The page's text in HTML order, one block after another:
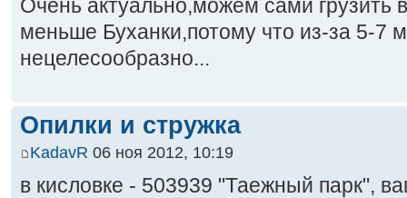
Очень актуально,можем сами
меньше Буханки,потому что из-за 5-7
нецелесообразно...
Опилки и стружка
KadavR 06 ноя 2012, 10:19
в кисловке - 503939 "Таежный парк",